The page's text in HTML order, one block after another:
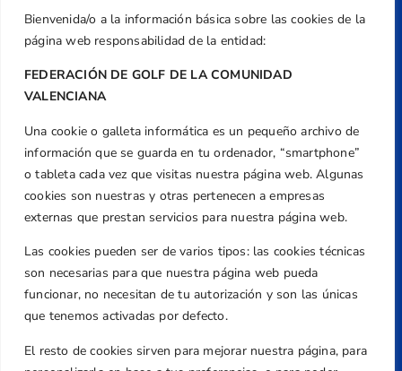
Bienvenida/o a la información básica sobre las cookies de la
página web responsabilidad de la entidad:
FEDERACIÓN DE GOLF DE LA COMUNIDAD
VALENCIANA
Una cookie o galleta informática es un pequeño archivo de
información que se guarda en tu ordenador, “smartphone”
o tableta cada vez que visitas nuestra página web. Algunas
cookies son nuestras y otras pertenecen a empresas
externas que prestan servicios para nuestra página web.
Las cookies pueden ser de varios tipos: las cookies técnicas
son necesarias para que nuestra página web pueda
funcionar, no necesitan de tu autorización y son las únicas
que tenemos activadas por defecto.
El resto de cookies sirven para mejorar nuestra página, para
Caballero, Nº 5, Despachos 2 y 3, 46980,
Valencia
Teléfono
Email
federacion@golfcv.com
Aviso Legal
Política de Privacidad
Normativa
Federación